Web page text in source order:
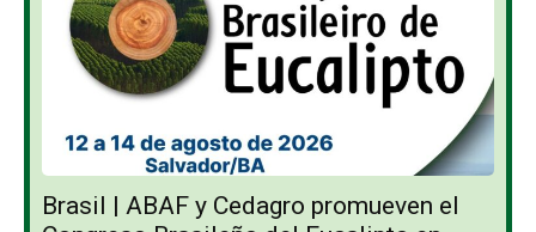
Brasil | ABAF y Cedagro promueven el